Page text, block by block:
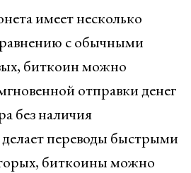
имеет несколько
с обычными
биткоин можно
отправки денег
без наличия
переводы быстрыми
биткоины можно